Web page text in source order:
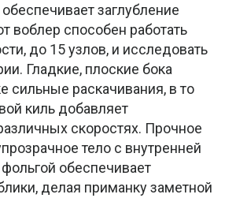
заглубление
воблер способен работать
до 15 узлов, и исследовать
Гладкие, плоские бока
сильные раскачивания, в то
киль добавляет
скоростях. Прочное
тело с внутренней
обеспечивает
делая приманку заметной